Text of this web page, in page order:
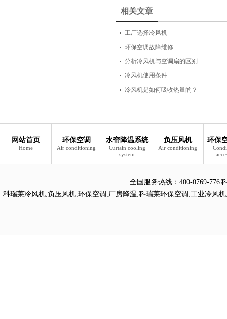
相关文章
工厂选择冷风机
环保空调故障维修
分析冷风机与空调扇的区别
冷风机使用条件
冷风机是如何吸收热量的？
网站首页
Home
环保空调
Air conditioning
水帘降温系统
Curtain cooling
system
负压风机
Air conditioning
环保
全国服务热线： 400-0769-776
科瑞莱冷风机,负压风机,环保空调 ,厂房降温,科瑞莱环保空调 ,工业冷风机